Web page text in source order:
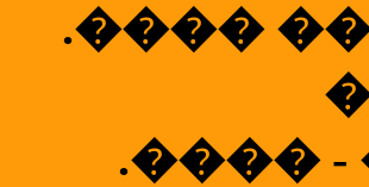
.����
.����